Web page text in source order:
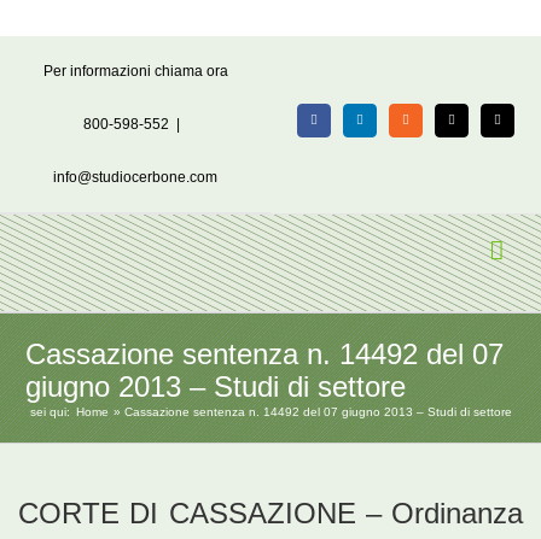
Per informazioni chiama ora
800-598-552
info@studiocerbone.com
FacebookLinkedIn Rss X Email
Cassazione sentenza n. 14492 del 07
giugno 2013 – Studi di settore
sei qui: Home Cassazione sentenza n. 14492 del 07 giugno 2013 – Studi di settore
CORTE DI CASSAZIONE – Ordinanza